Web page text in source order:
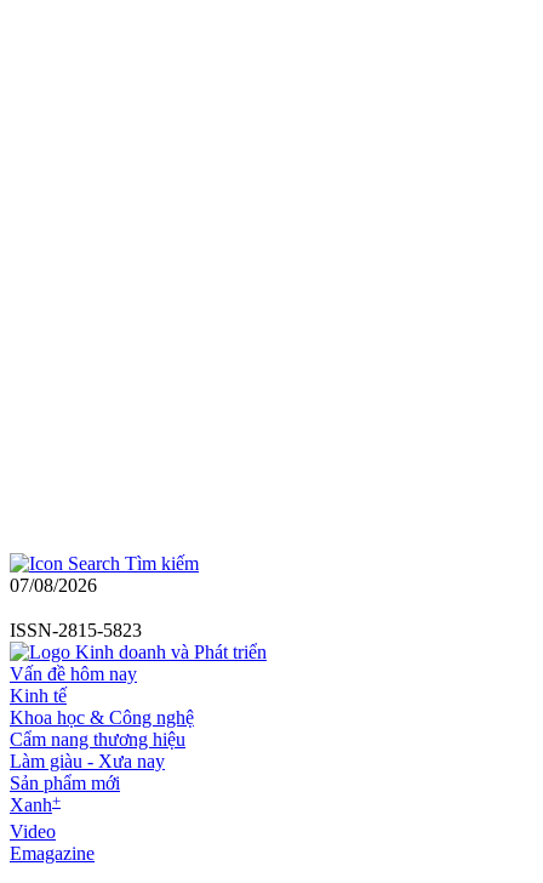
Tìm kiếm
07/08/2026
ISSN-2815-5823
Vấn đề hôm nay
Kinh tế
Khoa học & Công nghệ
Cẩm nang thương hiệu
Làm giàu - Xưa nay
Sản phẩm mới
Xanh+
Video
Emagazine